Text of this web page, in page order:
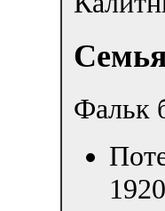
Фальк